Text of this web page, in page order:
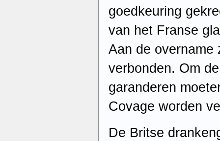
goedkeuring
van het Franse
Aan de overname
verbonden. Om
garanderen
Covage worden
De Britse